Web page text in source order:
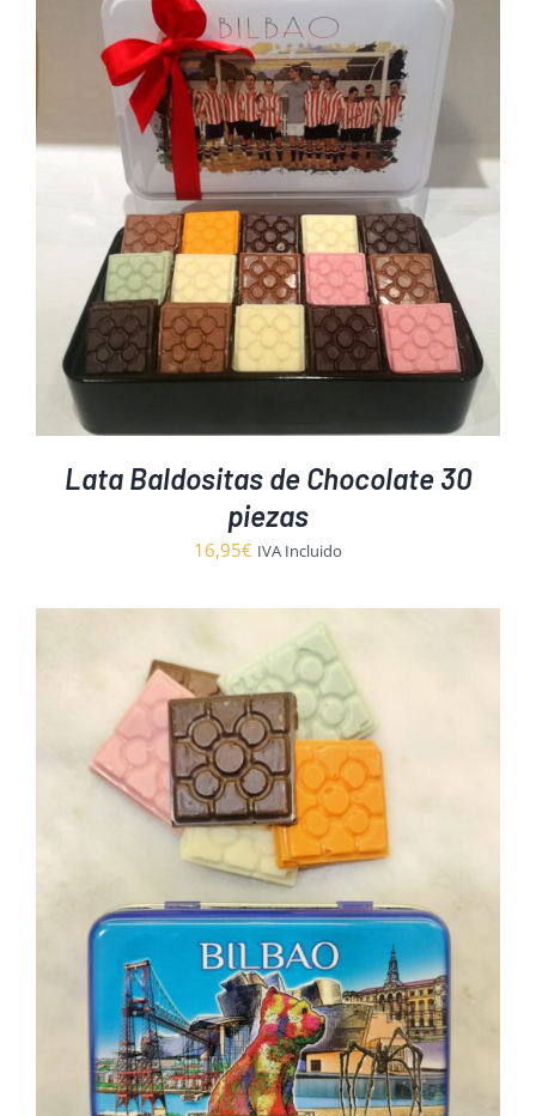
Lata Baldositas de Chocolate 30
piezas
16,95€ IVA Incluido